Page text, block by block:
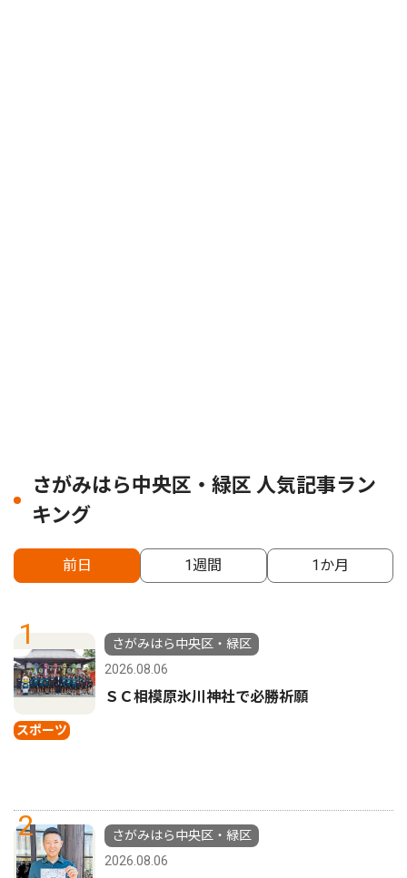
さがみはら中央区・緑区 人気記事ラン
キング
前日 1週間 1か月
1
スポーツ
さがみはら中央区・緑区
2026.08.06
ＳＣ相模原氷川神社で必勝祈願
2
さがみはら中央区・緑区
2026.08.06